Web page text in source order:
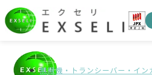
無線機・トランシーバー・イン